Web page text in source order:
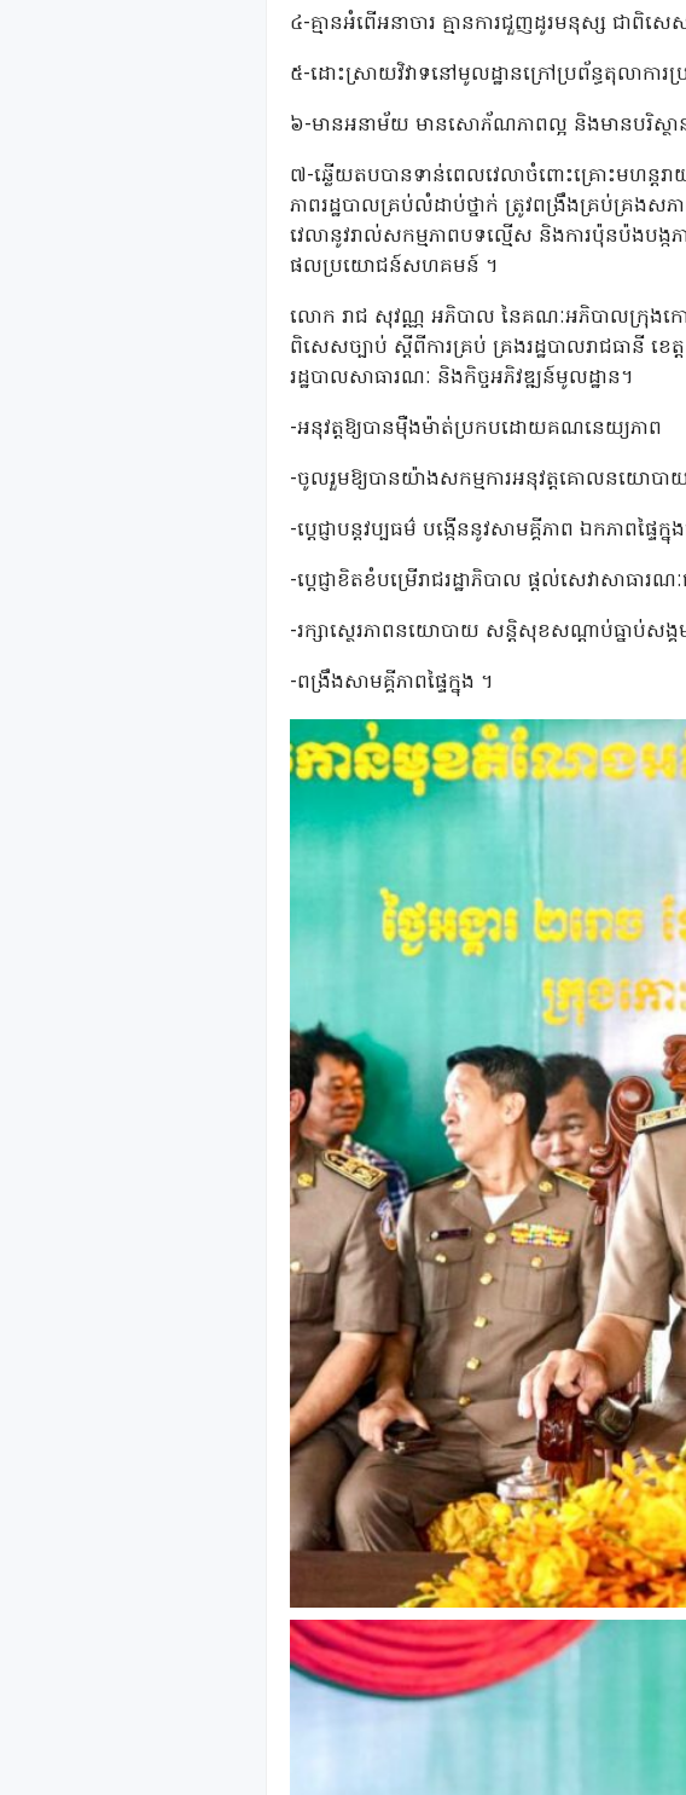
៤-គ្មានអំពើអនាចារ គ្មានការជួញដូរមនុស្ស ជាពិសេ
៥-ដោះស្រាយវិវាទនៅមូលដ្ឋានក្រៅប្រព័ន្ធតុលាក
៦-មានអនាម័យ មានសោភ័ណភាពល្អ និងមានបរិស្ថា
៧-ឆ្លើយតបបានទាន់ពេលវេលាចំពោះគ្រោះមហន្តរ
ភាពរដ្ឋបាលគ្រប់លំដាប់ថ្នាក់ ត្រូវពង្រឹងគ្រប់គ្រងស
វេលានូវរាល់សកម្មភាពបទល្មើស និងការប៉ុនប៉ងប
ផលប្រយោជន៍សហគមន៍ ។
លោក រាជ សុវណ្ណ អភិបាល នៃគណៈអភិបាលក្រុងកោះរ៉ុង
ពិសេសច្បាប់ ស្តីពីការគ្រប់ គ្រងរដ្ឋបាលរាជធានី ខ
រដ្ឋបាលសាធារណៈ និងកិច្ចអភិវឌ្ឍន៍មូលដ្ឋាន។
-អនុវត្តឱ្យបានម៉ឺងម៉ាត់ប្រកបដោយគណនេយ្យភាព
-ចូលរួមឱ្យបានយ៉ាងសកម្មការអនុវត្តគោលនយោបា
-ប្តេជ្ញាបន្តវប្បធម៌ បង្កើននូវសាមគ្គីភាព ឯកភាពផ្ទ
-ប្តេជ្ញាខិតខំបម្រើរាជរដ្ឋាភិបាល ផ្តល់សេវាសាធា
-រក្សាស្ថេរភាពនយោបាយ សន្តិសុខសណ្តាប់ធ្នាប់សង្គ
-ពង្រឹងសាមគ្គីភាពផ្ទៃក្នុង ។